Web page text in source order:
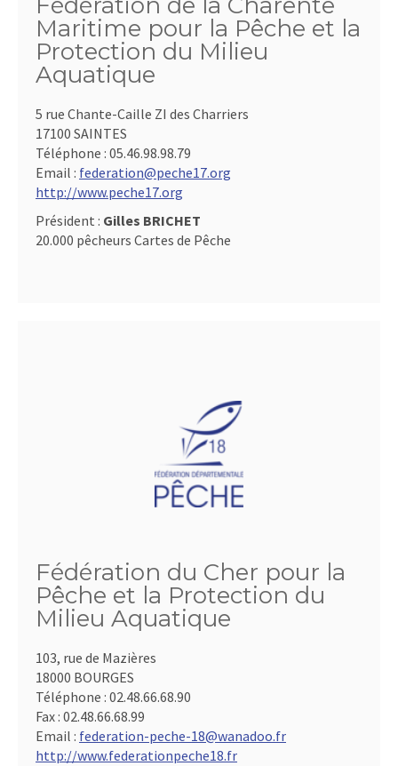
Maritime pour la Pêche et la
Protection du Milieu
Aquatique
5 rue Chante-Caille ZI des Charriers
17100 SAINTES
Téléphone : 05.46.98.98.79
Email : federation@peche17.org
http://www.peche17.org
Président : Gilles BRICHET
20.000 pêcheurs Cartes de Pêche
Fédération du Cher pour la
Pêche et la Protection du
Milieu Aquatique
103, rue de Mazières
18000 BOURGES
Téléphone : 02.48.66.68.90
Fax : 02.48.66.68.99
Email : federation-peche-18@wanadoo.fr
http://www.federationpeche18.fr